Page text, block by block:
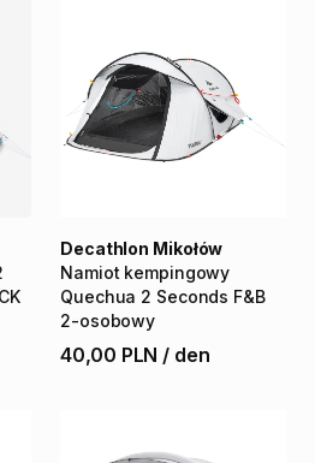
Namiot kempingowy
Quechua 2 Seconds F&B
2-osobowy
Decathlon Mikołów
40,00 PLN / den